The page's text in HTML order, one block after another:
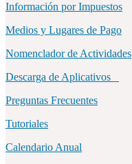
Información por Impuestos
Medios y Lugares de Pago
Nomenclador de Actividades
Descarga de Aplicativos
Preguntas Frecuentes
Tutoriales
Calendario Anual